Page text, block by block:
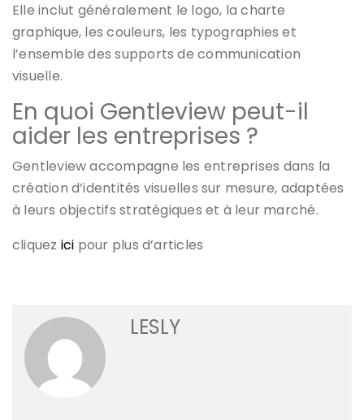
Elle inclut généralement le logo, la charte
graphique, les couleurs, les typographies et
l’ensemble des supports de communication
visuelle.
En quoi Gentleview peut-il
aider les entreprises ?
Gentleview accompagne les entreprises dans la
création d’identités visuelles sur mesure, adaptées
à leurs objectifs stratégiques et à leur marché.
cliquez ici pour plus d’articles
LESLY